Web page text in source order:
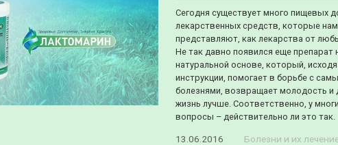
Сегодня существует много пищевых
лекарственных средств, которые нам
представляют, как лекарства от
Не так давно появился еще препарат
натуральной основе, который, исходя
инструкции, помогает в борьбе с
болезнями, возвращает молодость и
жизнь лучше. Соответственно, у
вопросы – действительно ли это так.
13.06.2016 Болезни и их